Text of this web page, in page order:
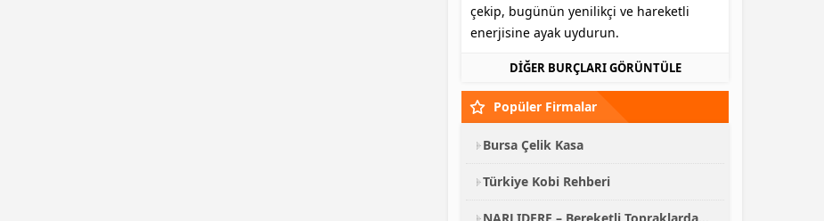
çekip, bugünün yenilikçi ve hareketli
enerjisine ayak uydurun.
DİĞER BURÇLARI GÖRÜNTÜLE
Popüler Firmalar
Bursa Çelik Kasa
Türkiye Kobi Rehberi